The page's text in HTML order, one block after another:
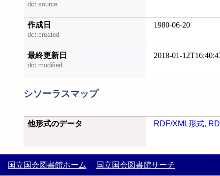
dct:source
作成日
dct:created
1980-06-20
最終更新日
dct:modified
2018-01-
シソーラスマップ
他形式のデータ RDF/XML形式,
国立国会図書館ホーム 国立国会図書館サーチ